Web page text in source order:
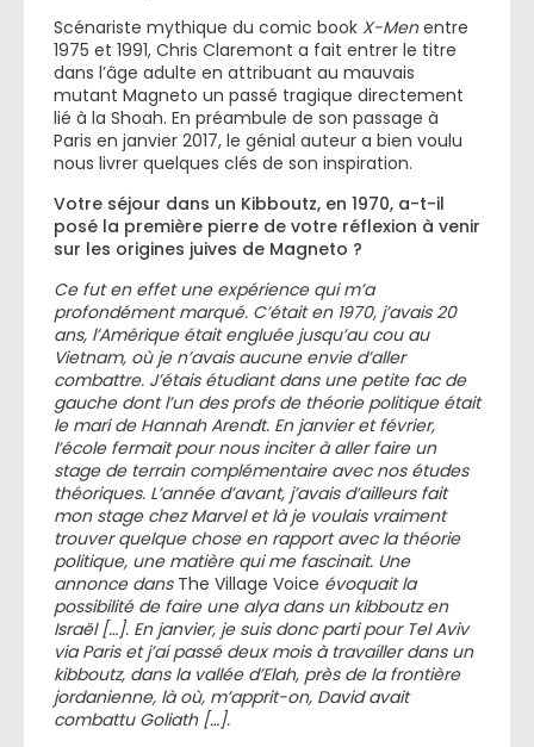
Scénariste mythique du comic book X-Menentre
1975 et 1991, Chris Claremont a fait entrer le titre
dans l’âge adulte en attribuant au mauvais
mutant Magneto un passé tragique directement
lié à la Shoah. En préambule de son passage à
Paris en janvier 2017, le génial auteur a bien voulu
nous livrer quelques clés de son inspiration.
Votre séjour dans un Kibboutz, en 1970, a-t-il
posé la première pierre de votre réflexion à venir
sur les origines juives de Magneto ?
Ce fut en effet une expérience qui m’a
profondément marqué. C’était en 1970, j’avais 20
ans, l’Amérique était engluée jusqu’au cou au
Vietnam, où je n’avais aucune envie d’aller
combattre. J’étais étudiant dans une petite fac de
gauche dont l’un des profs de théorie politique était
le mari de Hannah Arendt. En janvier et février,
l’école fermait pour nous inciter à aller faire un
stage de terrain complémentaire avec nos études
théoriques. L’année d’avant, j’avais d’ailleurs fait
mon stage chez Marvel et là je voulais vraiment
trouver quelque chose en rapport avec la théorie
politique, une matière qui me fascinait. Une
annonce dans The Village Voice évoquait la
possibilité de faire une alya dans un kibboutz en
Israël […]. En janvier, je suis donc parti pour Tel Aviv
via Paris et j’ai passé deux mois à travailler dans un
kibboutz, dans la vallée d’Elah, près de la frontière
jordanienne, là où, m’apprit-on, David avait
combattu Goliath […].